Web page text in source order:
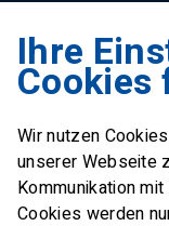
Swiss
E-Mail
team.ch
Ihre
Cookies
Wir nutzen
unserer Webseite
Kommunikation
Cookies werden